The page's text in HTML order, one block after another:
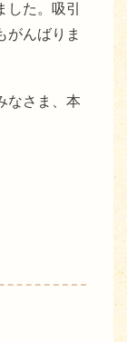
した。吸引
がんばりま
なさま、本